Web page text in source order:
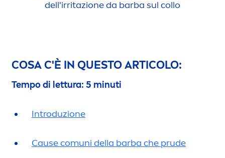
dell'irritazione da barba sul collo
COSA C'È IN QUESTO ARTICOLO:
Tempo di lettura: 5 minuti
Introduzione
Cause comuni della barba che prude